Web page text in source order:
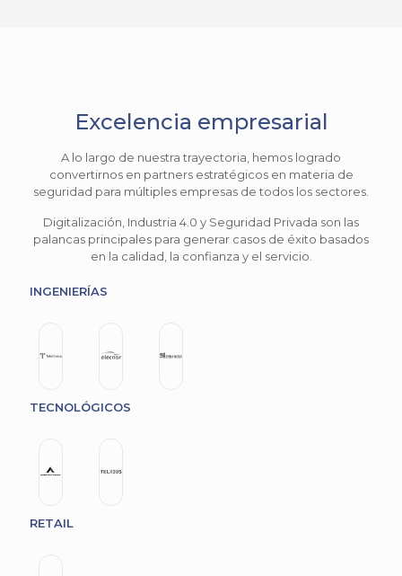
Excelencia empresarial
A lo largo de nuestra trayectoria, hemos logrado
convertirnos en partners estratégicos en materia de
seguridad para múltiples empresas de todos los sectores.
Digitalización, Industria 4.0 y Seguridad Privada son las
palancas principales para generar casos de éxito basados
en la calidad, la confianza y el servicio.
INGENIERÍAS
TECNOLÓGICOS
RETAIL